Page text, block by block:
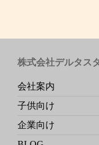
株式会社デルタス
会社案内
子供向け
企業向け